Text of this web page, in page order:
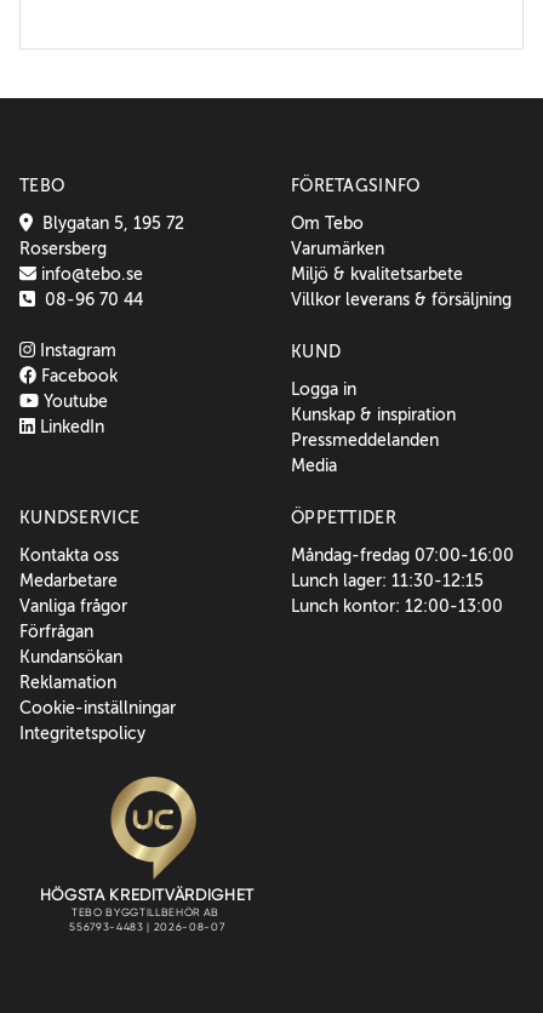
TEBO
Blygatan 5, 195 72
Rosersberg
info@tebo.se
08-96 70 44
Instagram
Facebook
Youtube
LinkedIn
FÖRETAGSINFO
Om Tebo
Varumärken
Miljö & kvalitetsarbete
Villkor leverans & försäljning
KUND
Logga in
Kunskap & inspiration
Pressmeddelanden
Media
KUNDSERVICE
Kontakta oss
Medarbetare
Vanliga frågor
Förfrågan
Kundansökan
Reklamation
Cookie-inställningar
Integritetspolicy
ÖPPETTIDER
Måndag-fredag 07:00-16:00
Lunch lager: 11:30-12:15
Lunch kontor: 12:00-13:00